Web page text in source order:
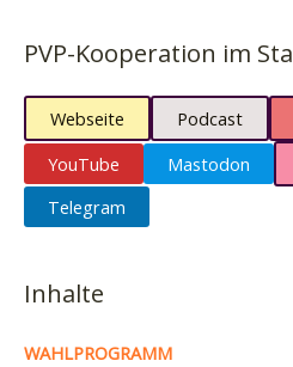
PVP-Kooperation im
Webseite Podcast
YouTube
Mastodon
Telegram
Inhalte
WAHLPROGRAMM